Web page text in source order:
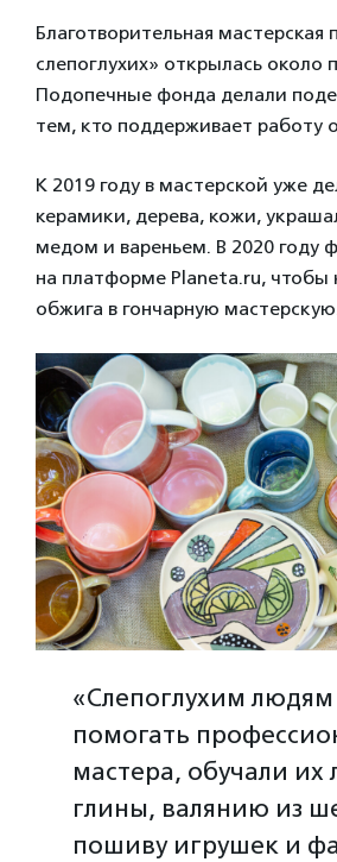
Благотворительная
слепоглухих» открылась около
Подопечные фонда делали
тем, кто поддерживает работу
К 2019 году в мастерской уже
керамики, дерева, кожи,
медом и вареньем. В 2020 году
на платформе Planeta.ru, чтобы
обжига в гончарную
«Слепоглухим людям
помогать
мастера, обучали их
глины, валянию из
пошиву игрушек и